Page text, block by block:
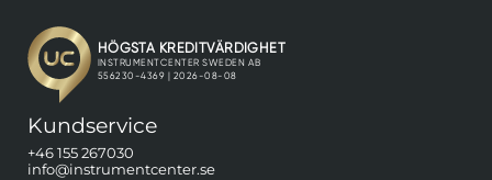
Kundservice
+46 155 267030
info@instrumentcenter.se